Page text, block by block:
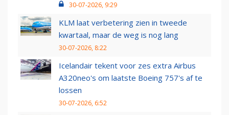
30-07-2026, 9:29
KLM laat verbetering zien in tweede
kwartaal, maar de weg is nog lang
30-07-2026, 8:22
Icelandair tekent voor zes extra Airbus
A320neo's om laatste Boeing 757's af te
lossen
30-07-2026, 6:52